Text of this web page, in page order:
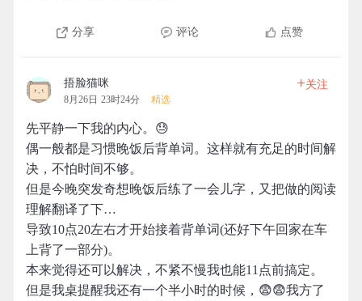
分享 评论 点赞
捂脸猫咪
8月26日 23时24分 精选
+关注
先平静一下我的内心。😓
偶一般都是习惯晚饭后背单词。这样就有充足的时间解
决，不怕时间不够。
但是今晚突发奇想晚饭后练了一会儿字，又把做的阅读
理解翻译了下…
导致10点20左右才开始接着背单词(还好下午回家在车
上背了一部分)。
本来觉得还可以解决，不紧不慢我也能11点前搞定。
但是我桌提醒我还有一个半小时的时候，😨😨我方了